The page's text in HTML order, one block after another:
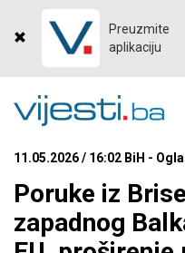
Preuzmite
aplikaciju
11.05.2026 / 16:02 BiH -
Poruke iz
zapadnog